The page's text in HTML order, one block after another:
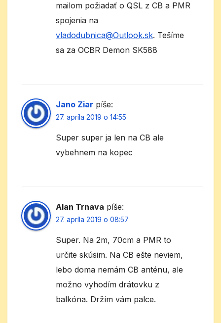
mailom požiadať o QSL z CB a PMR
spojenia na
vladodubnica@Outlook.sk. Tešíme
sa za OCBR Demon SK588
Jano Ziar píše:
27. apríla 2019 o 14:55
Super super ja len na CB ale
vybehnem na kopec
Alan Trnava píše:
27. apríla 2019 o 08:57
Super. Na 2m, 70cm a PMR to
určite skúsim. Na CB ešte neviem,
lebo doma nemám CB anténu, ale
možno vyhodím drátovku z
balkóna. Držím vám palce.